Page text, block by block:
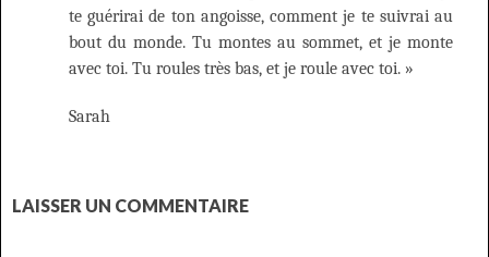
te guérirai de ton angoisse, comment je te suivrai au
bout du monde. Tu montes au sommet, et je monte
avec toi. Tu roules très bas, et je roule avec toi. »
Sarah
LAISSER UN COMMENTAIRE